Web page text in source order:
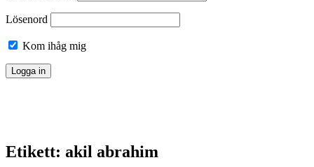
Lösenord
Kom ihåg mig
Etikett: akil abrahim